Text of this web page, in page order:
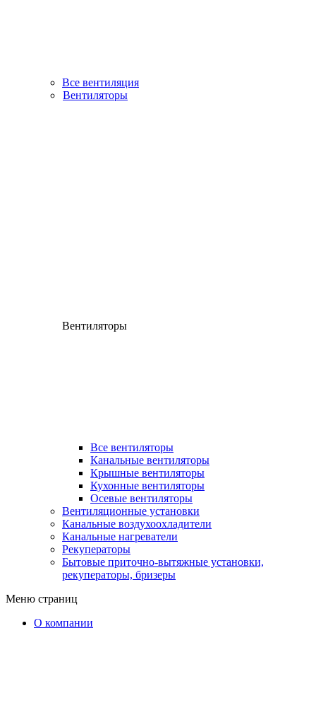
Все вентиляция
Вентиляторы
Вентиляторы
Все вентиляторы
Канальные вентиляторы
Крышные вентиляторы
Кухонные вентиляторы
Осевые вентиляторы
Вентиляционные установки
Канальные воздухоохладители
Канальные нагреватели
Рекуператоры
Бытовые приточно-вытяжные установки,
рекуператоры, бризеры
Меню страниц
О компании